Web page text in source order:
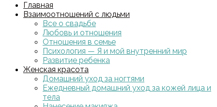
Главная
Взаимоотношений с людьми
Все о свадьбе
Любовь и отношения
Отношения в семье
Психология — Я и мой внутренний мир
Развитие ребенка
Женская красота
Домашний уход за ногтями
Ежедневный домашний уход за кожей лица и
тела